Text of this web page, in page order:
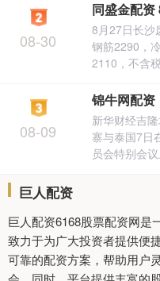
同盛金配
8月27日长沙
钢筋2290，
2110，不含
08-30
新华财经吉
寨与泰国7日
员会特别会
08-09
巨人配资
巨人配资6168股票配资网是
致力于为广大投资者提供便
可靠的配资方案，帮助用户